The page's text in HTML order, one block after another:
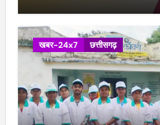
खबर-24x7 छत्तीसगढ़